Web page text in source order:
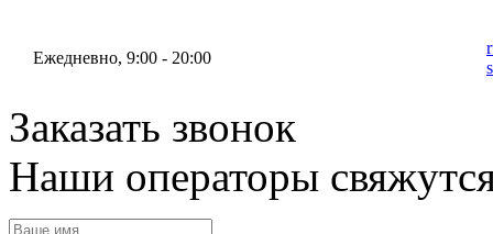
Ежедневно, 9:00 - 20:00
Заказать звонок
Наши операторы